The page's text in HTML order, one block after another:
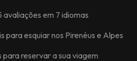
avaliações em 7 idiomas
para esquiar nos Pirenéus e Alpes
reservar a sua viagem